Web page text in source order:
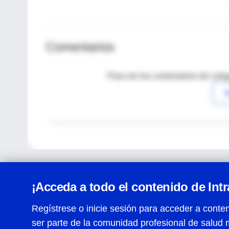
Comentarios
Para ver los comentarios de
¡Acceda a todo el contenido de
Regístrese o inicie sesión para acceder a
ser parte de la comunidad profesional de salud
Centro de Ayuda